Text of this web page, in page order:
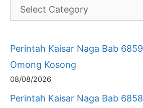
Perintah Kaisar Naga Bab
Omong Kosong
08/08/2026
Perintah Kaisar Naga Bab